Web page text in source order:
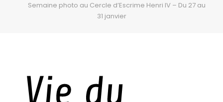
Semaine photo au Cercle d’Escrime Henri IV – Du 27 au
31 janvier